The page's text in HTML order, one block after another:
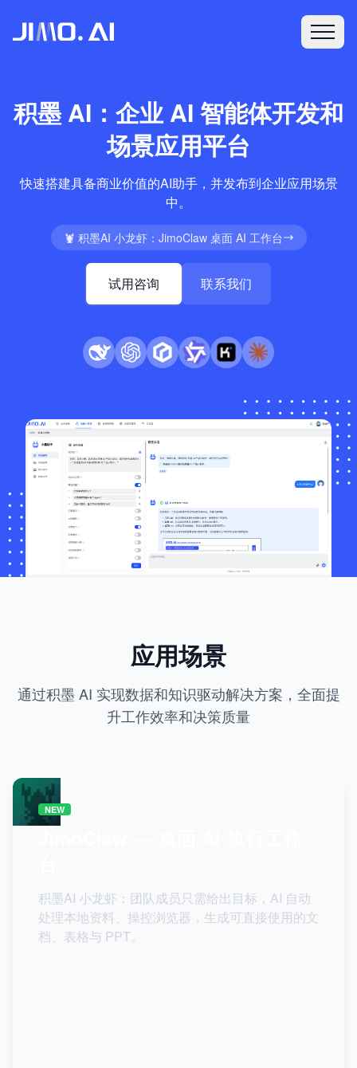
积墨 AI：企业 AI 智能体开发和
场景应用平台
快速搭建具备商业价值的AI助手，并发布到企业应用场景
中。
🦞 积墨AI 小龙虾：JimoClaw 桌面 AI 工作台
试用咨询 联系我们
应用场景
通过积墨 AI 实现数据和知识驱动解决方案，全面提
升工作效率和决策质量
🦞
NEW
积墨AI 小龙虾：团队成员只需给出目标，AI 自动
处理本地资料、操控浏览器，生成可直接使用的文
档、表格与 PPT。